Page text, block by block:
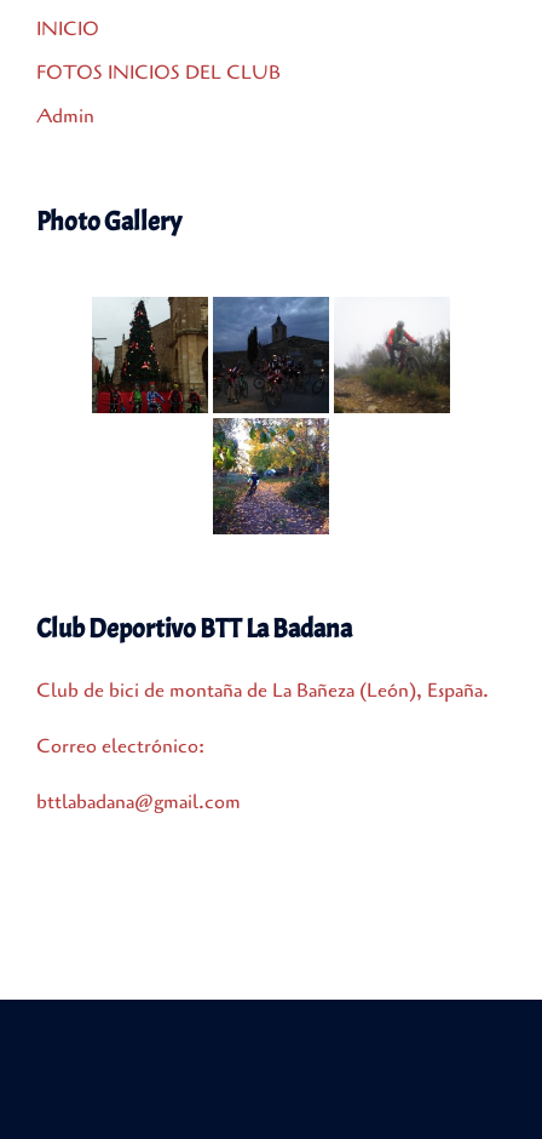
INICIO
FOTOS INICIOS DEL CLUB
Admin
Photo Gallery
Club Deportivo BTT La Badana
Club de bici de montaña de La Bañeza (León), España.
Correo electrónico:
bttlabadana@gmail.com